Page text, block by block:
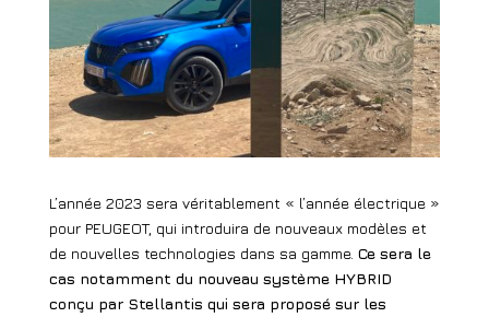
L’année 2023 sera véritablement « l’année électrique »
pour PEUGEOT, qui introduira de nouveaux modèles et
de nouvelles technologies dans sa gamme. Ce sera le
cas notamment du nouveau système HYBRID
conçu par Stellantis qui sera proposé sur les